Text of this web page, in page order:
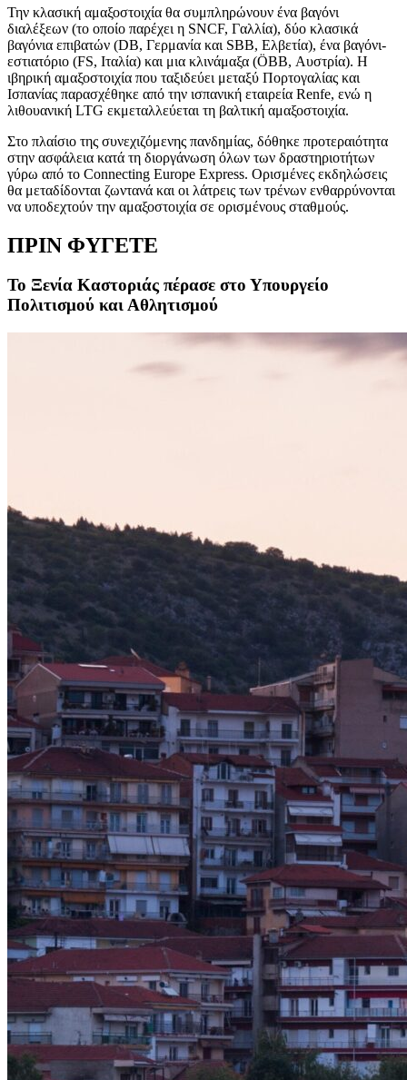
Την κλασική αμαξοστοιχία θα συμπληρώνουν ένα βαγόνι
διαλέξεων (το οποίο παρέχει η SNCF, Γαλλία), δύο κλασικά
βαγόνια επιβατών (DB, Γερμανία και SBB, Ελβετία), ένα βαγόνι-
εστιατόριο (FS, Ιταλία) και μια κλινάμαξα (ÖBB, Αυστρία). Η
ιβηρική αμαξοστοιχία που ταξιδεύει μεταξύ Πορτογαλίας και
Ισπανίας παρασχέθηκε από την ισπανική εταιρεία Renfe, ενώ η
λιθουανική LTG εκμεταλλεύεται τη βαλτική αμαξοστοιχία.
Στο πλαίσιο της συνεχιζόμενης πανδημίας, δόθηκε προτεραιότητα
στην ασφάλεια κατά τη διοργάνωση όλων των δραστηριοτήτων
γύρω από το Connecting Europe Express. Ορισμένες εκδηλώσεις
θα μεταδίδονται ζωντανά και οι λάτρεις των τρένων ενθαρρύνονται
να υποδεχτούν την αμαξοστοιχία σε ορισμένους σταθμούς.
ΠΡΙΝ ΦΥΓΕΤΕ
Το Ξενία Καστοριάς πέρασε στο Υπουργείο
Πολιτισμού και Αθλητισμού